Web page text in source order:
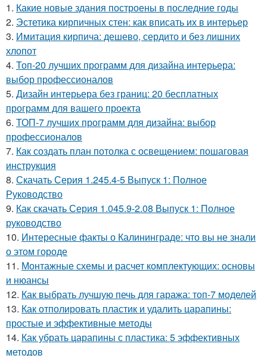
1. Какие новые здания построены в последние годы
2. Эстетика кирпичных стен: как вписать их в интерьер
3. Имитация кирпича: дешево, сердито и без лишних
хлопот
4. Топ-20 лучших программ для дизайна интерьера:
выбор профессионалов
5. Дизайн интерьера без границ: 20 бесплатных
программ для вашего проекта
6. ТОП-7 лучших программ для дизайна: выбор
профессионалов
7. Как создать план потолка с освещением: пошаговая
инструкция
8. Скачать Серия 1.245.4-5 Выпуск 1: Полное
Руководство
9. Как скачать Серия 1.045.9-2.08 Выпуск 1: Полное
руководство
10. Интересные факты о Калининграде: что вы не знали
о этом городе
11. Монтажные схемы и расчет комплектующих: основы
и нюансы
12. Как выбрать лучшую печь для гаража: топ-7 моделей
13. Как отполировать пластик и удалить царапины:
простые и эффективные методы
14. Как убрать царапины с пластика: 5 эффективных
методов